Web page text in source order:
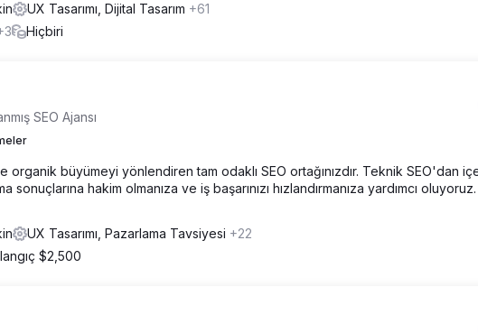
UX Tasarımı, Dijital Tasarım +61
Hiçbiri
SEO Ajansı
organik büyümeyi yönlendiren tam odaklı SEO ortağınızdır. Teknik SEO'dan
sonuçlarına hakim olmanıza ve iş başarınızı hızlandırmanıza yardımcı oluyoruz.
UX Tasarımı, Pazarlama Tavsiyesi +22
$2,500